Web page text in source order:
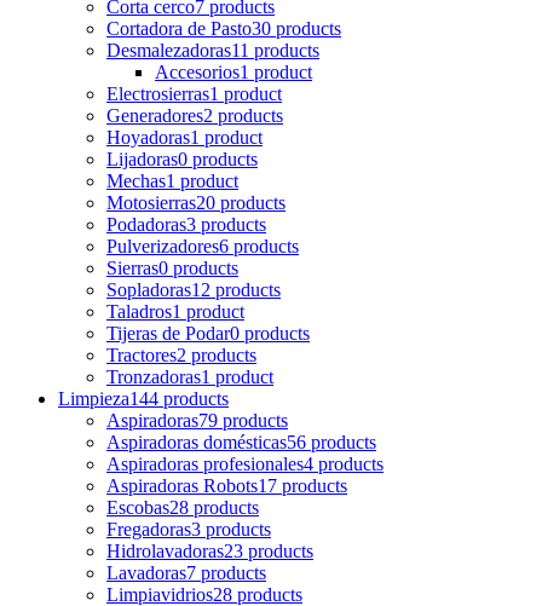
Corta cerco7 products
Cortadora de Pasto30 products
Desmalezadoras11 products
Accesorios1 product
Electrosierras1 product
Generadores2 products
Hoyadoras1 product
Lijadoras0 products
Mechas1 product
Motosierras20 products
Podadoras3 products
Pulverizadores6 products
Sierras0 products
Sopladoras12 products
Taladros1 product
Tijeras de Podar0 products
Tractores2 products
Tronzadoras1 product
Limpieza144 products
Aspiradoras79 products
Aspiradoras domésticas56 products
Aspiradoras profesionales4 products
Aspiradoras Robots17 products
Escobas28 products
Fregadoras3 products
Hidrolavadoras23 products
Lavadoras7 products
Limpiavidrios28 products